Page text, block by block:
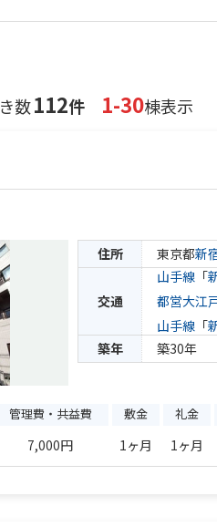
数112件 1-30棟表示
住所 東京都新
交通
山手線 「
都営大江
山手線 「
築年
築30年
管理費・共益費 敷金 礼金
7,000円 1ヶ月 1ヶ月